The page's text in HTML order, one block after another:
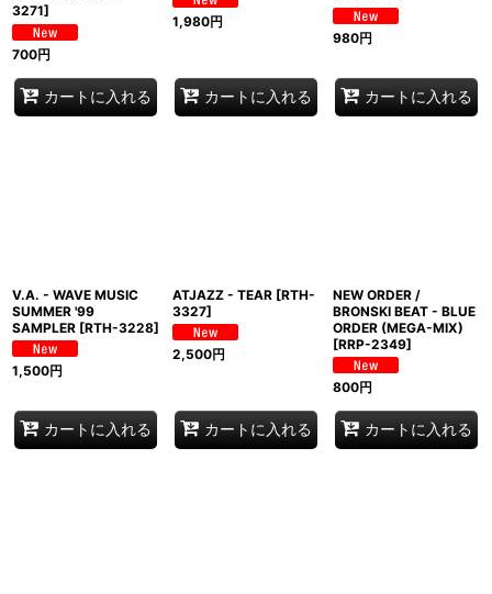
3271]
700円
カートに入れる
1,980円
カートに入れる
980円
カートに入れる
V.A. - WAVE MUSIC
SUMMER '99
SAMPLER [RTH-3228]
1,500円
カートに入れる
ATJAZZ - TEAR [RTH-
3327]
2,500円
カートに入れる
NEW ORDER /
BRONSKI BEAT - BLUE
ORDER (MEGA-MIX)
[RRP-2349]
800円
カートに入れる